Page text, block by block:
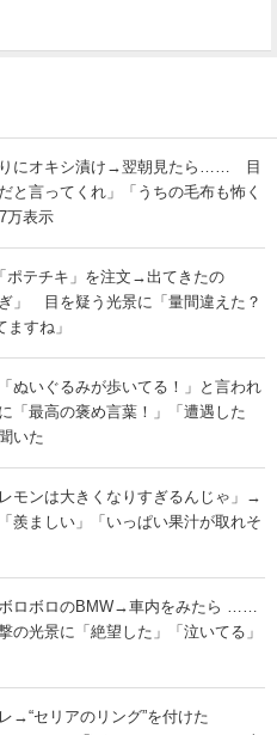
りにオキシ漬け→翌朝見たら…… 目
と言ってくれ」「うちの毛布も怖く
万表示
ポテチキ」を注文→出てきたの
」 目を疑う光景に「量間違えた？
すね」
ぬいぐるみが歩いてる！」と言われ
「最高の褒め言葉！」「遭遇した
いた
モンは大きくなりすぎるんじゃ」→
ましい」「いっぱい果汁が取れそ
ロボロのBMW→車内をみたら ……
の光景に「絶望した」「泣いてる」
→“セリアのリング”を付けた